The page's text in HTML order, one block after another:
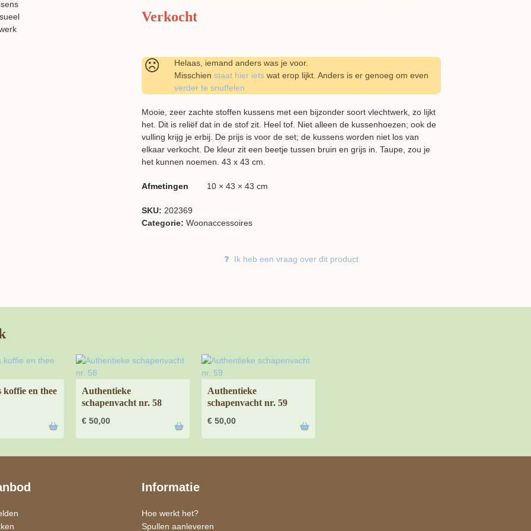
Verkocht
Helaas, iemand anders was je voor.
Misschien staat hier iets wat erop lijkt. Anders is er genoeg om even
verder te snuffelen
Mooie, zeer zachte stoffen kussens met een bijzonder soort vlechtwerk, zo lijkt
het. Dit is reliëf dat in de stof zit. Heel tof. Niet alleen de kussenhoezen; ook de
vulling krijg je erbij. De prijs is voor de set; de kussens worden niet los van
elkaar verkocht. De kleur zit een beetje tussen bruin en grijs in. Taupe, zou je
het kunnen noemen. 43 x 43 cm.
Afmetingen 10 × 43 × 43 cm
SKU: 202369
Categorie: Woon​accessoires
Ik heb een vraag over dit product
koffie en thee
Authentieke
schapenvacht nr. 58
€ 50,00
Authentieke
schapenvacht nr. 59
€ 50,00
Informatie
Hoe werkt het?
Spullen aanleveren